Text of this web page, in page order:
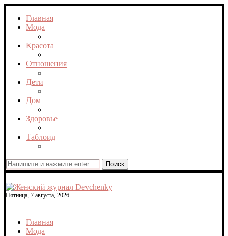
Главная
Мода
Красота
Отношения
Дети
Дом
Здоровье
Таблоид
Поиск
Пятница, 7 августа, 2026
Главная
Мода